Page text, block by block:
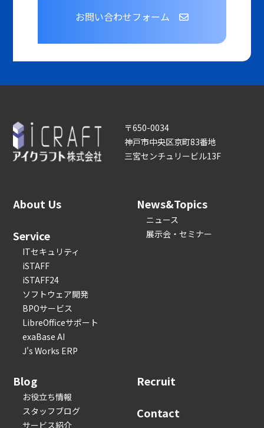
お問い合わせフォーム
〒650-0034
神戸市中央区京町83番地
三宮センチュリービル13F
About Us
Service
ITセキュリティ
iSTAFF
iSTAFF24
ソフトウェア開発
BPOサービス
LibreOfficeサポート
exaBase AI
J's Works ERP
News&Topics
ニュース
展示会・セミナー
Blog
お役立ち情報
スタッフブログ
サービス紹介
Recruit
Contact